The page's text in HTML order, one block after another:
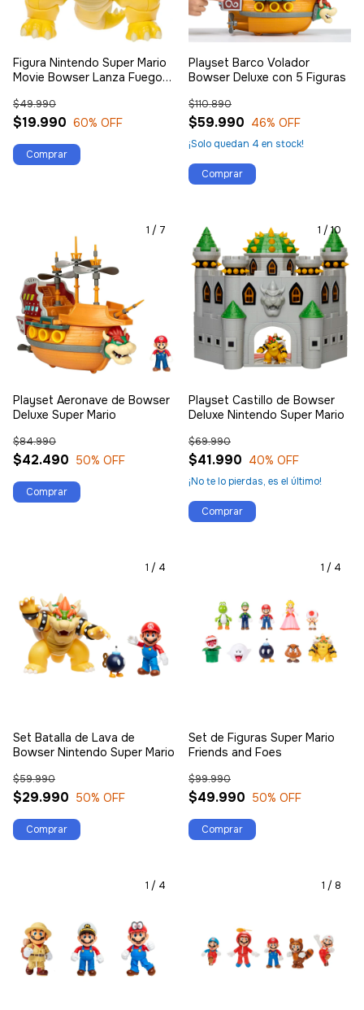
Figura Nintendo Super Mario
Movie Bowser Lanza Fuego
$19.990
$49.990
60% OFF
Playset Barco Volador
Bowser Deluxe con 5 Figuras
$59.990
$110.890
46% OFF
¡Solo quedan 4 en stock!
1 / 7
Playset Aeronave de Bowser
Deluxe Super Mario
$42.490
$84.990
50% OFF
1 / 10
Playset Castillo de Bowser
Deluxe Nintendo Super Mario
$41.990
$69.990
40% OFF
¡No te lo pierdas, es el último!
1 / 4
Set Batalla de Lava de
Bowser Nintendo Super Mario
$29.990
$59.990
50% OFF
1 / 4
Set de Figuras Super Mario
Friends and Foes
$49.990
$99.990
50% OFF
1 / 4 1 / 8